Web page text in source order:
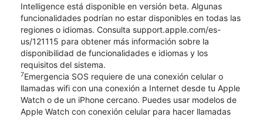
Intelligence está disponible en versión beta. Algunas
funcionalidades podrían no estar disponibles en todas las
regiones o idiomas. Consulta support.apple.com/es-
us/121115 para obtener más información sobre la
disponibilidad de funcionalidades e idiomas y los
requisitos del sistema.
7Emergencia SOS requiere de una conexión celular o
llamadas wifi con una conexión a Internet desde tu Apple
Watch o de un iPhone cercano. Puedes usar modelos de
Apple Watch con conexión celular para hacer llamadas